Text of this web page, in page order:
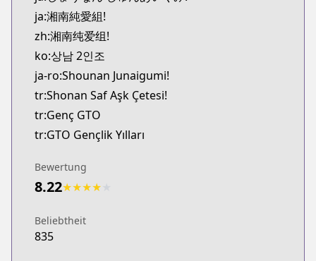
ja:湘南純愛組!
zh:湘南纯爱组!
ko:상남 2인조
ja-ro:Shounan Junaigumi!
tr:Shonan Saf Aşk Çetesi!
tr:Genç GTO
tr:GTO Gençlik Yılları
Bewertung
8.22★★★★
Beliebtheit
835